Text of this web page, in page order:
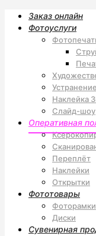
Заказ онлайн
Фотоуслуги
Наклейка
Слайд-шоу
Оперативная
Переплёт
Наклейки
Открытки
Фототовары
Фоторамки
Диски
Сувенирная